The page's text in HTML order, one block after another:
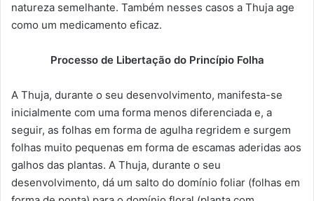
natureza semelhante. Também nesses casos a Thuja age
como um medicamento eficaz.
Processo de Libertação do Princípio Folha
A Thuja, durante o seu desenvolvimento, manifesta-se
inicialmente com uma forma menos diferenciada e, a
seguir, as folhas em forma de agulha regridem e surgem
folhas muito pequenas em forma de escamas aderidas aos
galhos das plantas. A Thuja, durante o seu
desenvolvimento, dá um salto do domínio foliar (folhas em